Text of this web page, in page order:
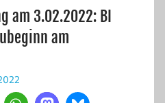
am 3.02.2022: BI
am